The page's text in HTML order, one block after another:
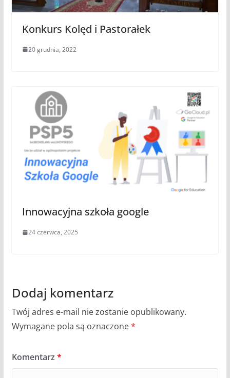
Konkurs Kolęd i Pastorałek
20 grudnia, 2022
Innowacyjna szkoła google
24 czerwca, 2025
Dodaj komentarz
Twój adres e-mail nie zostanie opublikowany.
Wymagane pola są oznaczone*
Komentarz *